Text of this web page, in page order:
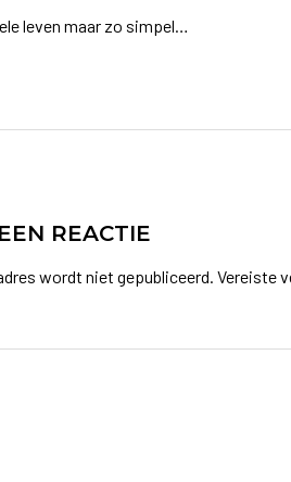
leven maar zo simpel…
REACTIE
wordt niet gepubliceerd. Vereiste